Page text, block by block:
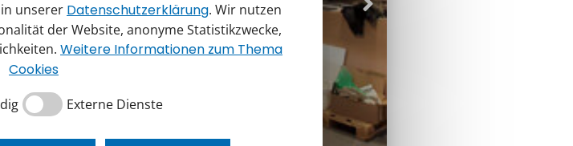
unserer Datenschutzerklärung. Wir nutzen
der Website, anonyme Statistikzwecke,
Weitere Informationen zum Thema
Cookies
Externe Dienste